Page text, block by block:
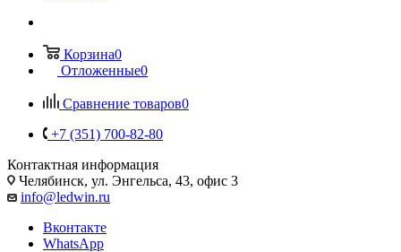
Корзина0
Отложенные0
Сравнение товаров0
+7 (351) 700-82-80
Контактная информация
Челябинск, ул. Энгельса, 43, офис 3
info@ledwin.ru
Вконтакте
WhatsApp